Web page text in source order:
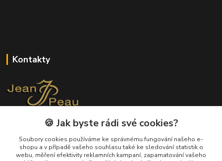
Kontakty
+420 733 562 259
info@jeanpeau.cz
🍪 Jak byste rádi své cookies?
Soubory cookies používáme ke správnému fungování našeho e-
shopu a v případě vašeho souhlasu také ke sledování statistik o
webu, měření efektivity reklamních kampaní, zapamatování vašeho